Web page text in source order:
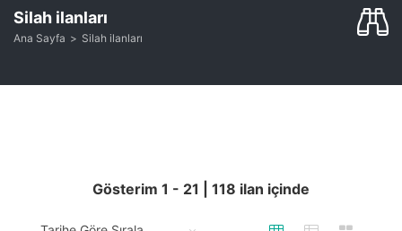
Silah ilanları
Ana Sayfa Silah ilanları
Gösterim 1 - 21 118 ilan içinde